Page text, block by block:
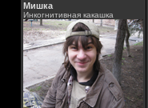
Мишка
Инкогнитивная какашка